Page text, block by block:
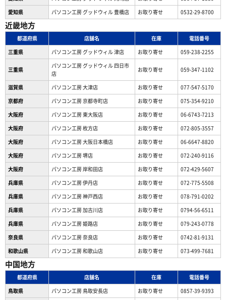
愛知県
パソコン工房 グッドウィル 豊橋店 お取り寄せ 0532-29-8700
近畿地方
都道府県 店舗名 在庫
電話番号
三重県
パソコン工房 グッドウィル 津店 お取り寄せ 059-238-2255
三重県
パソコン工房 グッドウィル 四日市
店
お取り寄せ 059-347-1102
滋賀県 パソコン工房 大津店 お取り寄せ
077-547-5170
京都府
パソコン工房 京都寺町店 お取り寄せ
075-354-9210
大阪府
パソコン工房 東大阪店 お取り寄せ
06-6743-7213
大阪府
パソコン工房 枚方店 お取り寄せ
072-805-3557
大阪府
パソコン工房 大阪日本橋店 お取り寄せ
06-6647-8820
大阪府
パソコン工房 堺店 お取り寄せ
072-240-9116
大阪府
パソコン工房 岸和田店 お取り寄せ
072-429-5607
兵庫県
パソコン工房 伊丹店 お取り寄せ
072-775-5508
兵庫県
パソコン工房 神戸西店 お取り寄せ
078-791-0202
兵庫県
パソコン工房 加古川店 お取り寄せ
0794-56-6511
兵庫県
パソコン工房 姫路店 お取り寄せ
079-243-0778
奈良県
パソコン工房 奈良店 お取り寄せ
0742-81-9131
和歌山県
パソコン工房 和歌山店 お取り寄せ 073-499-7681
中国地方
都道府県 店舗名 在庫
電話番号
鳥取県
パソコン工房 鳥取安長店 お取り寄せ
0857-39-9393